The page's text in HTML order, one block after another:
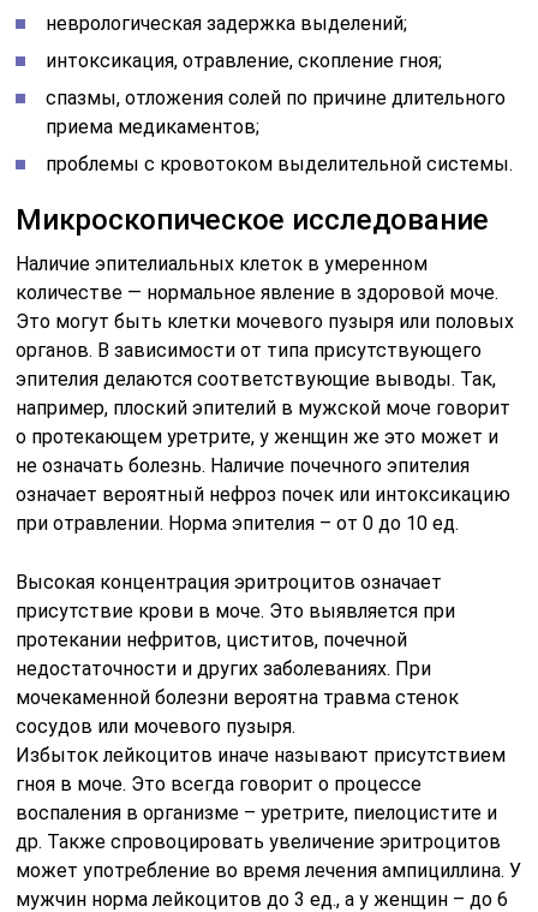
неврологическая задержка выделений;
интоксикация, отравление, скопление гноя;
спазмы, отложения солей по причине длительного
приема медикаментов;
проблемы с кровотоком выделительной системы.
Микроскопическое исследование
Наличие эпителиальных клеток в умеренном
количестве — нормальное явление в здоровой моче.
Это могут быть клетки мочевого пузыря или половых
органов. В зависимости от типа присутствующего
эпителия делаются соответствующие выводы. Так,
например, плоский эпителий в мужской моче говорит
о протекающем уретрите, у женщин же это может и
не означать болезнь. Наличие почечного эпителия
означает вероятный нефроз почек или интоксикацию
при отравлении. Норма эпителия – от 0 до 10 ед.
Высокая концентрация эритроцитов означает
присутствие крови в моче. Это выявляется при
протекании нефритов, циститов, почечной
недостаточности и других заболеваниях. При
мочекаменной болезни вероятна травма стенок
сосудов или мочевого пузыря.
Избыток лейкоцитов иначе называют присутствием
гноя в моче. Это всегда говорит о процессе
воспаления в организме – уретрите, пиелоцистите и
др. Также спровоцировать увеличение эритроцитов
может употребление во время лечения ампициллина. У
мужчин норма лейкоцитов до 3 ед., а у женщин – до 6